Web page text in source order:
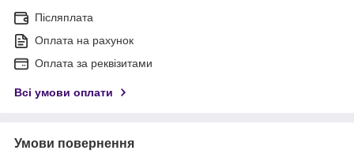
Післяплата
Оплата на рахунок
Оплата за реквізитами
Всі умови оплати
Умови повернення